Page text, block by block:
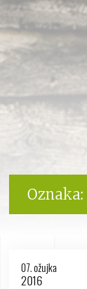
Oznaka:
07. ožujka
2016